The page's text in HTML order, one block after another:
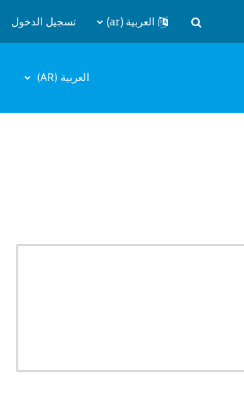
تبديل إدخال البحث
العربية ‎(ar)‎ تسجيل الدخول
العربية ‎(AR)‎